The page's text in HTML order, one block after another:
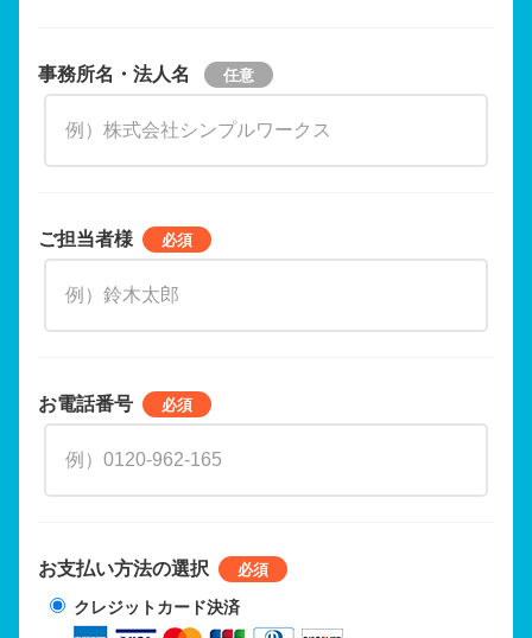
事務所名・法人名
ご担当者様
お電話番号
お支払い方法の選択
クレジットカード決済